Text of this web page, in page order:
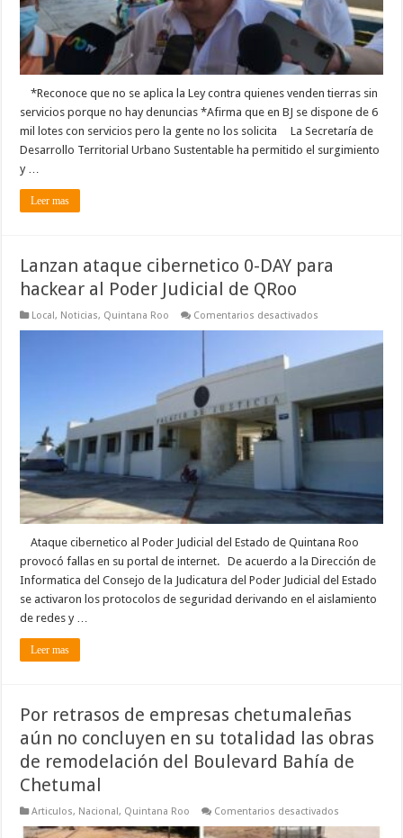
*Reconoce que no se aplica la Ley contra quienes venden tierras sin
servicios porque no hay denuncias *Afirma que en BJ se dispone de 6
mil lotes con servicios pero la gente no los solicita La Secretaría de
Desarrollo Territorial Urbano Sustentable ha permitido el surgimiento
y …
Leer mas
Lanzan ataque cibernetico 0-DAY para
hackear al Poder Judicial de QRoo
Local, Noticias, Quintana Roo Comentarios desactivados
cibernetico
0-
hackear
al
Judicial
de
Ataque cibernetico al Poder Judicial del Estado de Quintana Roo
provocó fallas en su portal de internet. De acuerdo a la Dirección de
Informatica del Consejo de la Judicatura del Poder Judicial del Estado
se activaron los protocolos de seguridad derivando en el aislamiento
de redes y …
Leer mas
Por retrasos de empresas chetumaleñas
aún no concluyen en su totalidad las obras
de remodelación del Boulevard Bahía de
Chetumal
Articulos, Nacional, Quintana Roo Comentarios desactivados